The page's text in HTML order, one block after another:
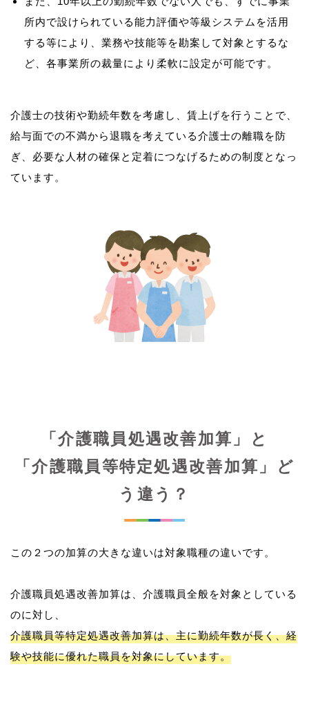
所内で設けられている能力評価や等級システムを活用
する等により、業務や技能等を勘案して対象とするな
ど、各事業所の裁量により柔軟に設定が可能です。
介護士の技術や勤続年数を考慮し、賃上げを行うことで、
給与面での不満から退職を考えている介護士の離職を防
ぎ、必要な人材の確保と定着につなげるための制度となっ
ています。
「介護職員処遇改善加算」と
「介護職員等特定処遇改善加算」ど
う違う？
この２つの加算の大きな違いは対象職種の違いです。
介護職員処遇改善加算は、介護職員全般を対象としている
介護職員等特定処遇改善加算は、主に勤続年数が長く、経
験や技能に優れた職員を対象にしています。